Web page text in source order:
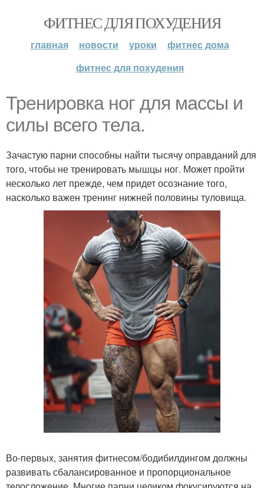
ФИТНЕС ДЛЯ ПОХУДЕНИЯ
главная новости уроки
фитнес дома
фитнес для похудения
Тренировка ног для массы и
силы всего тела.
Зачастую парни способны найти тысячу оправданий для
того, чтобы не тренировать мышцы ног. Может пройти
несколько лет прежде, чем придет осознание того,
насколько важен тренинг нижней половины туловища.
Во-первых, занятия фитнесом/бодибилдингом должны
развивать сбалансированное и пропорциональное